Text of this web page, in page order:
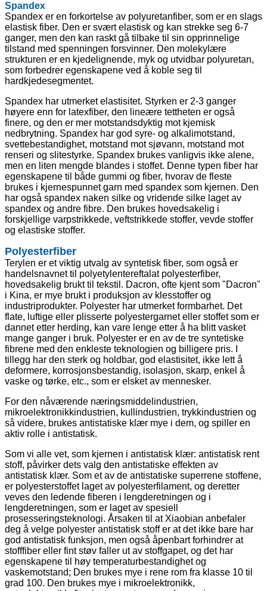
Spandex
Spandex er en forkortelse av polyuretanfiber, som er en slags
elastisk fiber. Den er svært elastisk og kan strekke seg 6-7
ganger, men den kan raskt gå tilbake til sin opprinnelige
tilstand med spenningen forsvinner. Den molekylære
strukturen er en kjedelignende, myk og utvidbar polyuretan,
som forbedrer egenskapene ved å koble seg til
hardkjedesegmentet.
Spandex har utmerket elastisitet. Styrken er 2-3 ganger
høyere enn for latexfiber, den lineære tettheten er også
finere, og den er mer motstandsdyktig mot kjemisk
nedbrytning. Spandex har god syre- og alkalimotstand,
svettebestandighet, motstand mot sjøvann, motstand mot
renseri og slitestyrke. Spandex brukes vanligvis ikke alene,
men en liten mengde blandes i stoffet. Denne typen fiber har
egenskapene til både gummi og fiber, hvorav de fleste
brukes i kjernespunnet garn med spandex som kjernen. Den
har også spandex naken silke og vridende silke laget av
spandex og andre fibre. Den brukes hovedsakelig i
forskjellige varpstrikkede, veftstrikkede stoffer, vevde stoffer
og elastiske stoffer.
Polyesterfiber
Terylen er et viktig utvalg av syntetisk fiber, som også er
handelsnavnet til polyetylentereftalat polyesterfiber,
hovedsakelig brukt til tekstil. Dacron, ofte kjent som "Dacron"
i Kina, er mye brukt i produksjon av klesstoffer og
industriprodukter. Polyester har utmerket formbarhet. Det
flate, luftige eller plisserte polyestergarnet eller stoffet som er
dannet etter herding, kan vare lenge etter å ha blitt vasket
mange ganger i bruk. Polyester er en av de tre syntetiske
fibrene med den enkleste teknologien og billigere pris. I
tillegg har den sterk og holdbar, god elastisitet, ikke lett å
deformere, korrosjonsbestandig, isolasjon, skarp, enkel å
vaske og tørke, etc., som er elsket av mennesker.
For den nåværende næringsmiddelindustrien,
mikroelektronikkindustrien, kullindustrien, trykkindustrien og
så videre, brukes antistatiske klær mye i dem, og spiller en
aktiv rolle i antistatisk.
Som vi alle vet, som kjernen i antistatisk klær: antistatisk rent
stoff, påvirker dets valg den antistatiske effekten av
antistatisk klær. Som et av de antistatiske superrene stoffene,
er polyesterstoffet laget av polyesterfilament, og deretter
veves den ledende fiberen i lengderetningen og i
lengderetningen, som er laget av spesiell
prosesseringsteknologi. Årsaken til at Xiaobian anbefaler
deg å velge polyester antistatisk stoff er at det ikke bare har
god antistatisk funksjon, men også åpenbart forhindrer at
stofffiber eller fint støv faller ut av stoffgapet, og det har
egenskapene til høy temperaturbestandighet og
vaskemotstand; Den brukes mye i rene rom fra klasse 10 til
grad 100. Den brukes mye i mikroelektronikk,